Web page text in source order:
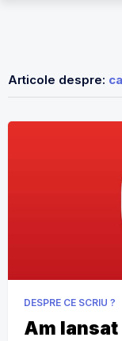
Articole despre:
DESPRE CE SCRIU ?
Am